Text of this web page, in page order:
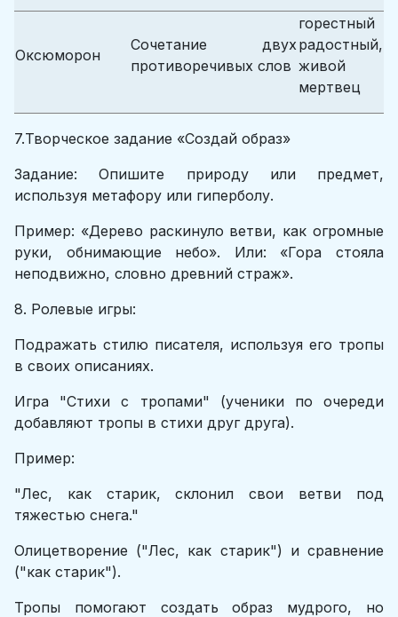
Оксюморон
Сочетание двух
противоречивых слов
горестный
радостный,
живой
мертвец
7.Творческое задание «Создай образ»
Задание: Опишите природу или предмет,
используя метафору или гиперболу.
Пример: «Дерево раскинуло ветви, как огромные
руки, обнимающие небо». Или: «Гора стояла
неподвижно, словно древний страж».
8. Ролевые игры:
Подражать стилю писателя, используя его тропы
в своих описаниях.
Игра "Стихи с тропами" (ученики по очереди
добавляют тропы в стихи друг друга).
Пример:
"Лес, как старик, склонил свои ветви под
тяжестью снега."
Олицетворение ("Лес, как старик") и сравнение
("как старик").
Тропы помогают создать образ мудрого, но